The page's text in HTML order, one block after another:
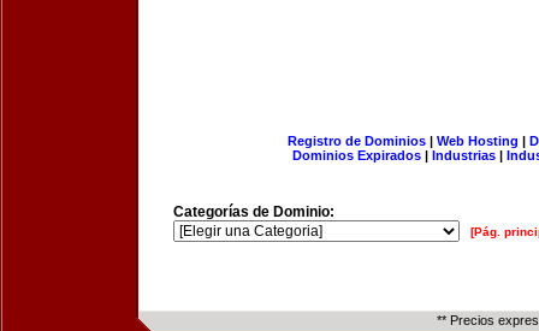
Registro de Dominios| Web Hosting |
Dominios Expirados | Industrias |
Categorías de Dominio:
[Pág.
** Precios